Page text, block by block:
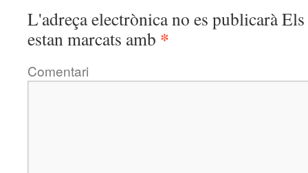
L'adreça electrònica no es publicaràEls
estan marcats amb *
Comentari